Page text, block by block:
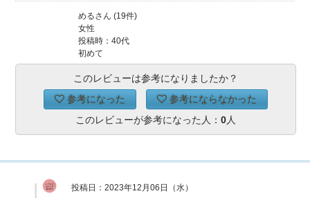
めるさん (19件)
女性
投稿時：40代
初めて
このレビューは参考になりましたか？
参考になった
参考にならなかった
このレビューが参考になった人： 0人
投稿日：2023年12月06日（水）